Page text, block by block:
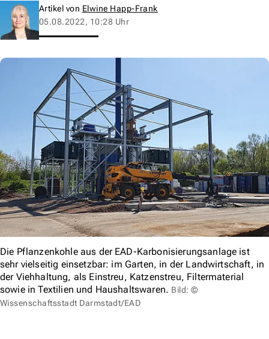
Artikel von Elwine Happ-Frank
05.08.2022, 10:28 Uhr
Die Pflanzenkohle aus der EAD-Karbonisierungsanlage ist
sehr vielseitig einsetzbar: im Garten, in der Landwirtschaft, in
der Viehhaltung, als Einstreu, Katzenstreu, Filtermaterial
sowie in Textilien und Haushaltswaren. Bild: ©
Wissenschaftsstadt Darmstadt/EAD